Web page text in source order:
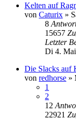
Kelten auf
von Caturix »
8
15657
Letzter
Di 4.
Die Slacks auf
von redhorse »
1
2
12
22921